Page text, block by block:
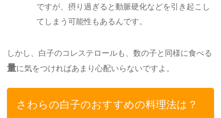
ですが、摂り過ぎると動脈硬化などを引き起こし
てしまう可能性もあるんです。
しかし、白子のコレステロールも、数の子と同様に食べる
量に気をつければあまり心配いらないですよ。
さわらの白子のおすすめの料理法は？